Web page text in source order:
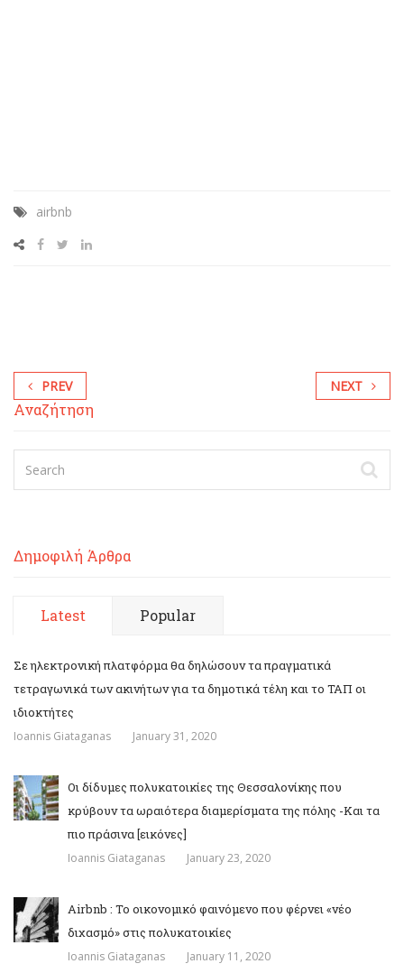
airbnb
PREV NEXT
Αναζήτηση
Δημοφιλή Άρθρα
Latest Popular
Σε ηλεκτρονική πλατφόρμα θα δηλώσουν τα πραγματικά
τετραγωνικά των ακινήτων για τα δημοτικά τέλη και το ΤΑΠ οι
ιδιοκτήτες
Ioannis Giataganas January 31, 2020
Οι δίδυμες πολυκατοικίες της Θεσσαλονίκης που
κρύβουν τα ωραιότερα διαμερίσματα της πόλης -Και τα
πιο πράσινα [εικόνες]
Ioannis Giataganas January 23, 2020
Airbnb : Το οικονομικό φαινόμενο που φέρνει «νέο
διχασμό» στις πολυκατοικίες
Ioannis Giataganas January 11, 2020